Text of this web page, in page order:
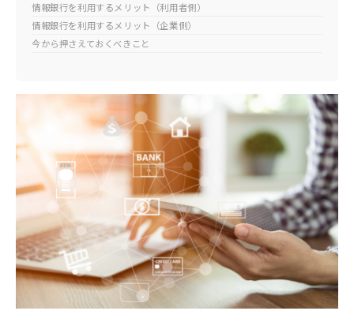
情報銀行を利用するメリット（利用者側）
情報銀行を利用するメリット（企業側）
今から押さえておくべきこと